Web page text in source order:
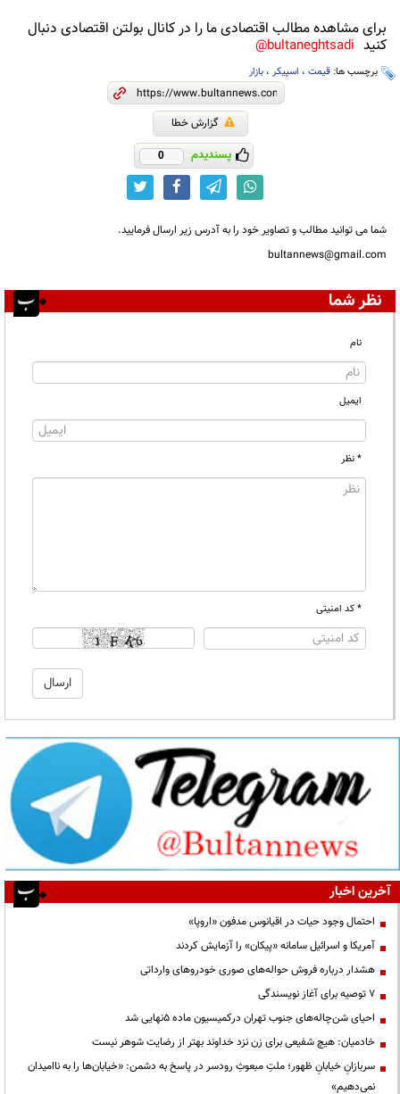
برای مشاهده مطالب اقتصادی ما را در کانال بولتن اقتصادی دنبال
کنید bultaneghtsadi@
برچسب ها: قیمت ، اسپیکر ، بازار
گزارش خطا
پسندیدم 0
شما می توانید مطالب و تصاویر خود را به آدرس زیر ارسال فرمایید.
bultannews@gmail.com
نظر شما
نام
ایمیل
* نظر
* کد امنیتی
آخرین اخبار
احتمال وجود حیات در اقیانوس مدفون «اروپا»
آمریکا و اسرائیل سامانه «پیکان» را آزمایش کردند
هشدار درباره فروش حواله‌های صوری خودروهای وارداتی
۷ توصیه برای آغاز نویسندگی
احیای شن‌چاله‌های جنوب تهران درکمیسیون ماده ۵نهایی شد
خادمیان: هیچ شفیعی برای زن نزد خداوند بهتر از رضایت شوهر نیست
سربازانِ خیابانِ ظهور؛ ملتِ مبعوثِ رودسر در پاسخ به دشمن: «خیابان‌ها را به ناامیدان
نمی‌دهیم»